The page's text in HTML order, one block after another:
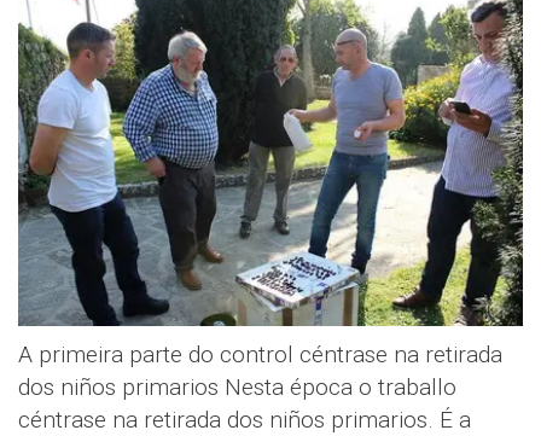
A primeira parte do control céntrase na retirada
dos niños primarios Nesta época o traballo
céntrase na retirada dos niños primarios. É a